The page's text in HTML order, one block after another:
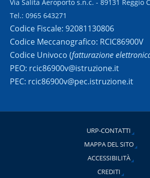
Via Salita Aeroporto s.n.c. - 89131 Reggio
Tel.: 0965 643271
Codice Fiscale: 92081130806
Codice Meccanografico: RCIC86900V
Codice Univoco (fatturazione
PEO: rcic86900v@istruzione.it
PEC: rcic86900v@pec.istruzione.it
URP-CONTATTI
MAPPA DEL SITO
ACCESSIBILITÀ
CREDITI